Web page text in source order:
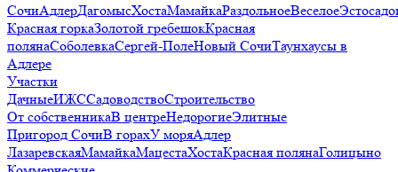
СочиАдлерДагомысХостаМамайкаРаздольноеВеселое
Красная горкаЗолотой гребешокКрасная
полянаСоболевкаСергей-ПолеНовый СочиТаунхаусы в
Адлере
Участки
ДачныеИЖССадоводствоСтроительство
От собственникаВ центреНедорогиеЭлитные
Пригород СочиВ горахУ моряАдлер
ЛазаревскаяМамайкаМацестаХостаКрасная полянаГолицыно